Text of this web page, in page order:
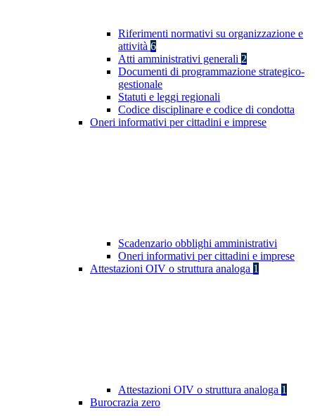
Riferimenti normativi su organizzazione e
attività 6
Atti amministrativi generali 2
Documenti di programmazione strategico-
gestionale
Statuti e leggi regionali
Codice disciplinare e codice di condotta
Oneri informativi per cittadini e imprese
Scadenzario obblighi amministrativi
Oneri informativi per cittadini e imprese
Attestazioni OIV o struttura analoga 1
Attestazioni OIV o struttura analoga 1
Burocrazia zero